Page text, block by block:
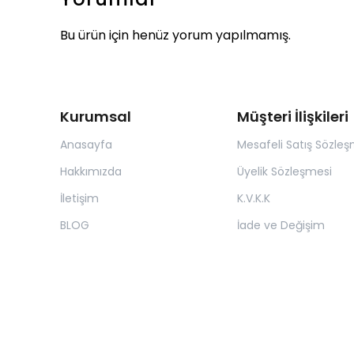
Bu ürün için henüz yorum yapılmamış.
Kurumsal
Anasayfa
Hakkımızda
İletişim
BLOG
Müşteri İlişkileri
Mesafeli Satış
Üyelik Sözleşmesi
K.V.K.K
İade ve Değişim